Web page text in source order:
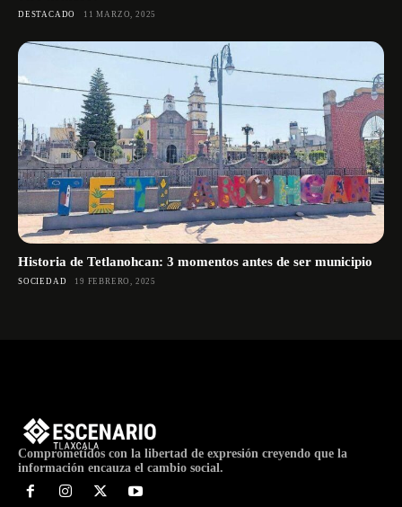
DESTACADO 11 MARZO, 2025
Historia de Tetlanohcan: 3 momentos antes de ser municipio
SOCIEDAD 19 FEBRERO, 2025
Comprometidos con la libertad de expresión creyendo que la
información encauza el cambio social.